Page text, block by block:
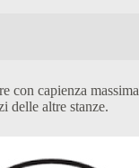
capienza
delle altre stanze.